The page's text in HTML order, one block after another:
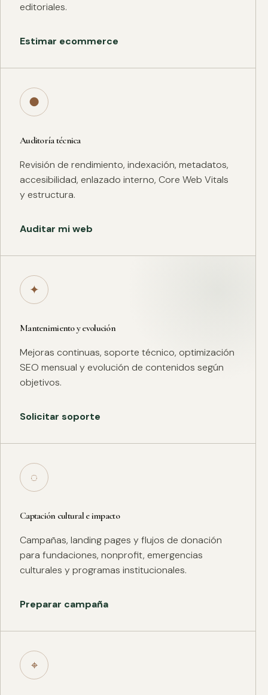
editoriales.
Estimar ecommerce
●
Auditoría técnica
Revisión de rendimiento, indexación, metadatos,
accesibilidad, enlazado interno, Core Web Vitals
y estructura.
Auditar mi web
✦
Mantenimiento y evolución
Mejoras continuas, soporte técnico, optimización
SEO mensual y evolución de contenidos según
objetivos.
Solicitar soporte
◌
Captación cultural e impacto
Campañas, landing pages y flujos de donación
para fundaciones, nonprofit, emergencias
culturales y programas institucionales.
Preparar campaña
⌖